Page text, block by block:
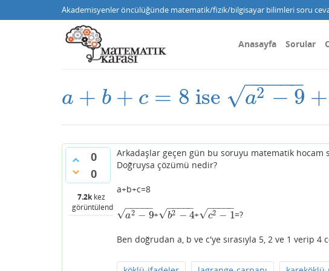
Akademisyenler öncülüğünde matematik/fizik/bilgisayar bilimleri soru
Anasayfa Sorular
a + b + c = 8 ise a2 − 9
− −
−−−
√ +
a+b+c =8 isea 2−9+b2−4+ c2 −1
0
0
7.2kkez
görüntülendi
Arkadaşlar geçen gün bu soruyu matematik
Doğruysa çözümü nedir?
a+b+c=8
a2 − 9
− −
−−−
√
a2−9 + b2 − 4
− −
−−−
√
b2−4 + c2 − 1
− −
−−−
√
c2−1 =?
Ben doğrudan a, b ve c'ye sırasıyla 5, 2 ve 1 verip 4